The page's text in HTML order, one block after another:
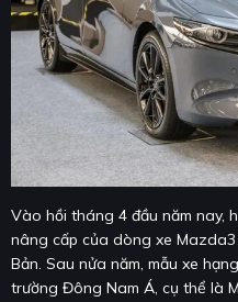
Vào hồi tháng 4 đầu năm nay,
nâng cấp của dòng xe
Bản. Sau nửa năm, mẫu xe
trường Đông Nam Á, cụ thể là